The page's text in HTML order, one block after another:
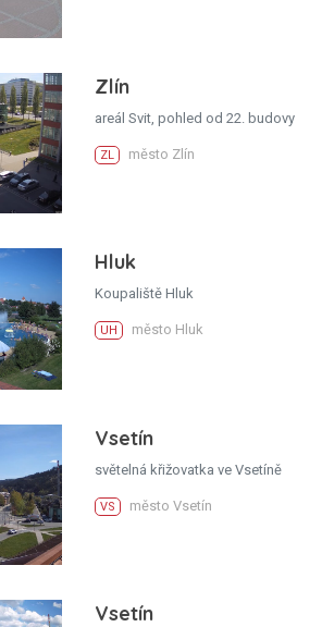
Zlín
areál Svit, pohled od 22. budovy
ZL město Zlín
Hluk
Koupaliště Hluk
UH město Hluk
Vsetín
světelná křižovatka ve Vsetíně
VS město Vsetín
Vsetín